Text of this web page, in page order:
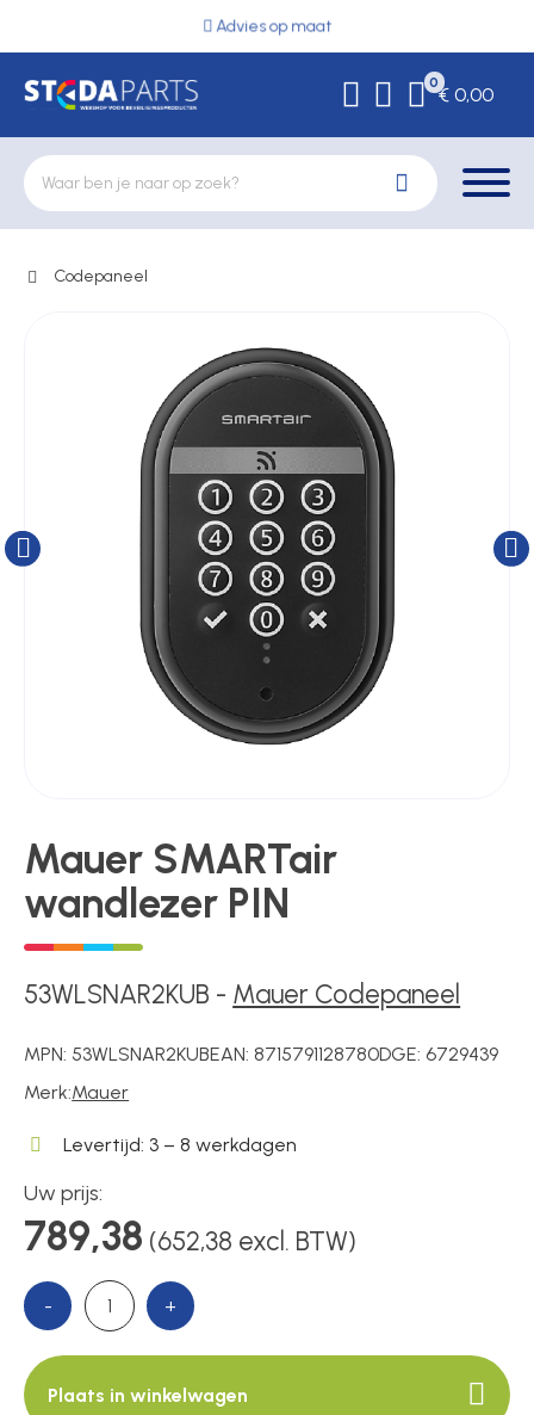
Advies op maat
0
€ 0,00
Deurbeslag
Elektrische vergrendeling
Hekwerkonderdelen
Kluizen
Poortonderdelen
Toegangscontrole
Toegangsverlening
Over ons
Codepaneel
Mauer SMARTair
wandlezer PIN
53WLSNAR2KUB - Mauer Codepaneel
MPN: 53WLSNAR2KUBEAN:8715791128780DGE: 6729439
Merk:Mauer
Levertijd: 3 – 8 werkdagen
Uw prijs:
789,38 (652,38 excl. BTW)
- +
Plaats in winkelwagen